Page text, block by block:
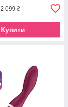
2 099 ₴
Купити